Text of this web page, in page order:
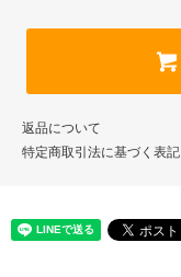
返品について
特定商取引法に基づく表記